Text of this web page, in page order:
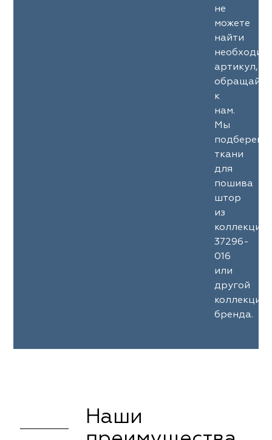
не
можете
найти
артикул,
к
нам.
Мы
подберем
ткани
для
пошива
штор
из
37296-
016
или
другой
коллекции
бренда.
Наши